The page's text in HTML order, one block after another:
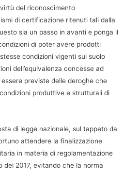
del riconoscimento
di certificazione ritenuti tali dalla
sia un passo in avanti e ponga il
di poter avere prodotti
condizioni vigenti sul suolo
dell’equivalenza concesse ad
previste delle deroghe che
produttive e strutturali di
di legge nazionale, sul tappeto da
attendere la finalizzazione
in materia di regolamentazione
del 2017, evitando che la norma